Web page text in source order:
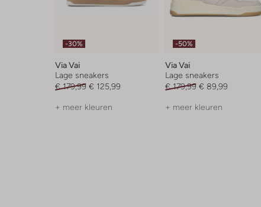
-30%
Via Vai
Lage sneakers
€ 179,99 € 125,99
+ meer kleuren
-50%
Via Vai
Lage sneakers
€ 179,99 € 89,99
+ meer kleuren